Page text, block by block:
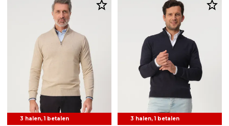
3 halen, 1 betalen 3 halen, 1 betalen